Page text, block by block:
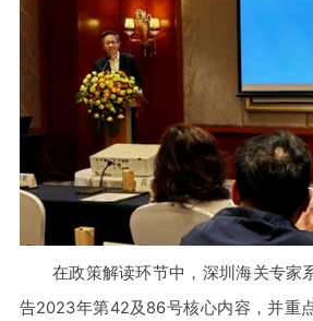
在政策解读环节中，深圳海关专家
告2023年第42及 86号核心内容，并重